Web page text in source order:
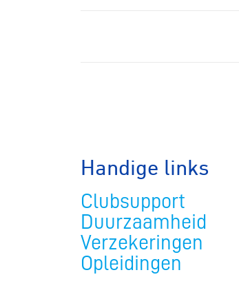
Handige links
Clubsupport
Duurzaamheid
Verzekeringen
Opleidingen